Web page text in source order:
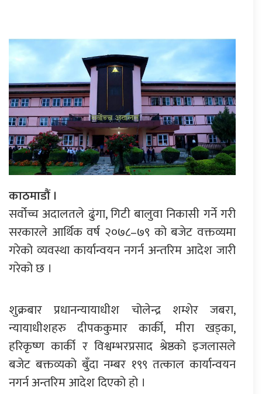
काठमाडौं ।
सर्वोच्च अदालतले ढुंगा, गिटी बालुवा निकासी गर्ने गरी
सरकारले आर्थिक वर्ष २०७८–७९ को बजेट वक्तव्यमा
गरेको व्यवस्था कार्यान्वयन नगर्न अन्तरिम आदेश जारी
गरेको छ ।
शुक्रबार प्रधानन्यायाधीश चोलेन्द्र शम्शेर जबरा,
न्यायाधीशहरु दीपककुमार कार्की, मीरा खड्का,
हरिकृष्ण कार्की र विश्वम्भरप्रसाद श्रेष्ठको इजलासले
बजेट बक्तव्यको बुँदा नम्बर १९९ तत्काल कार्यान्वयन
नगर्न अन्तरिम आदेश दिएको हो ।